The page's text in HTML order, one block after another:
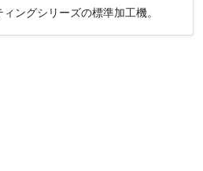
ィングシリーズの標準加工機。